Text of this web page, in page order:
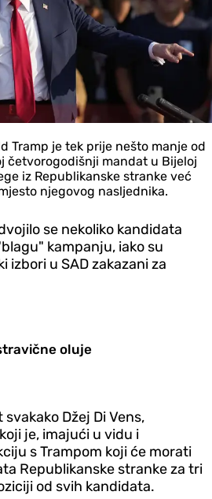
Tramp je tek prije nešto manje od
četvorogodišnji mandat u Bijeloj
iz Republikanske stranke već
njegovog nasljednika.
se nekoliko kandidata
kampanju, iako su
izbori u SAD zakazani za
oluje
Džej Di Vens,
je, imajući u vidu i
s Trampom koji će morati
Republikanske stranke za tri
od svih kandidata.